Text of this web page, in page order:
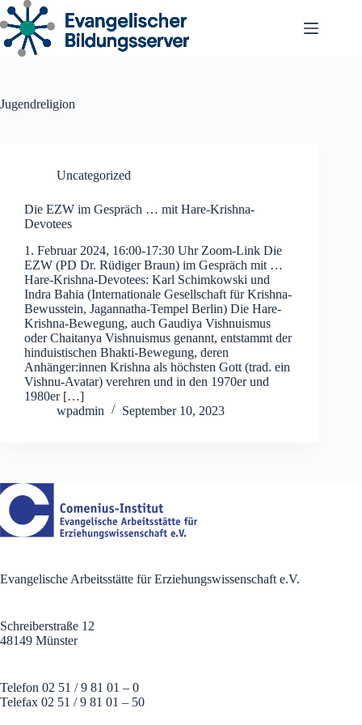
Zum
Inhalt
springen
Jugendreligion
Uncategorized
Die EZW im Gespräch … mit Hare-Krishna-
Devotees
1. Februar 2024, 16:00-17:30 Uhr Zoom-Link Die
EZW (PD Dr. Rüdiger Braun) im Gespräch mit …
Hare-Krishna-Devotees: Karl Schimkowski und
Indra Bahia (Internationale Gesellschaft für Krishna-
Bewusstein, Jagannatha-Tempel Berlin) Die Hare-
Krishna-Bewegung, auch Gaudiya Vishnuismus
oder Chaitanya Vishnuismus genannt, entstammt der
hinduistischen Bhakti-Bewegung, deren
Anhänger:innen Krishna als höchsten Gott (trad. ein
Vishnu-Avatar) verehren und in den 1970er und
1980er […]
wpadmin
September 10, 2023
Evangelische Arbeitsstätte für Erziehungswissenschaft e.V.
Schreiberstraße 12
48149 Münster
Telefon 02 51 / 9 81 01 – 0
Telefax 02 51 / 9 81 01 – 50